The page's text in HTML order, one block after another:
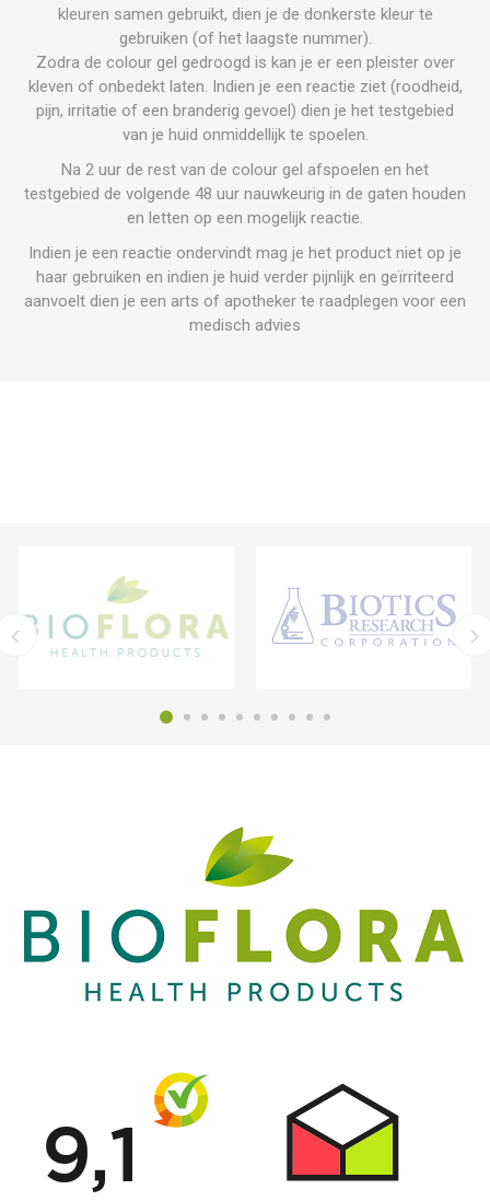
kleuren samen gebruikt, dien je de donkerste kleur te
gebruiken (of het laagste nummer).
Zodra de colour gel gedroogd is kan je er een pleister over
kleven of onbedekt laten. Indien je een reactie ziet (roodheid,
pijn, irritatie of een branderig gevoel) dien je het testgebied
van je huid onmiddellijk te spoelen.
Na 2 uur de rest van de colour gel afspoelen en het
testgebied de volgende 48 uur nauwkeurig in de gaten houden
en letten op een mogelijk reactie.
Indien je een reactie ondervindt mag je het product niet op je
haar gebruiken en indien je huid verder pijnlijk en geïrriteerd
aanvoelt dien je een arts of apotheker te raadplegen voor een
medisch advies